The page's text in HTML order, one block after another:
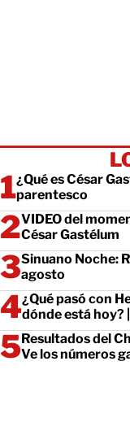
¿Qué es César
parentesco
VIDEO del
César Gastélum
Sinuano Noche:
agosto
¿Qué pasó con
dónde está hoy? |
Resultados del
Ve los números